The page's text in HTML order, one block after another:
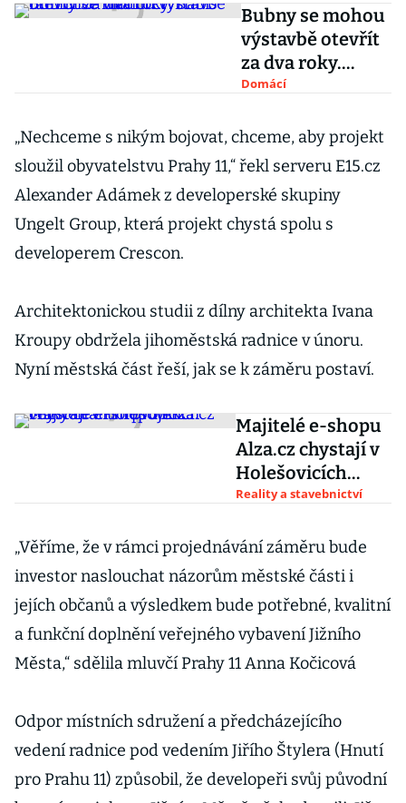
Bubny se mohou
výstavbě otevřít
za dva roky.
Babiš tam chce
Domácí
„Nechceme s nikým bojovat, chceme, aby projekt
sloužil obyvatelstvu Prahy 11,“ řekl serveru E15.cz
Alexander Adámek z developerské skupiny
Ungelt Group, která projekt chystá spolu s
developerem Crescon.
Architektonickou studii z dílny architekta Ivana
Kroupy obdržela jihoměstská radnice v únoru.
Nyní městská část řeší, jak se k záměru postaví.
Majitelé e-shopu
Alza.cz chystají v
Holešovicích
velký realitní
Reality a stavebnictví
„Věříme, že v rámci projednávání záměru bude
investor naslouchat názorům městské části i
jejích občanů a výsledkem bude potřebné, kvalitní
a funkční doplnění veřejného vybavení Jižního
Města,“ sdělila mluvčí Prahy 11 Anna Kočicová
Odpor místních sdružení a předcházejícího
vedení radnice pod vedením Jiřího Štylera (Hnutí
pro Prahu 11) způsobil, že developeři svůj původní